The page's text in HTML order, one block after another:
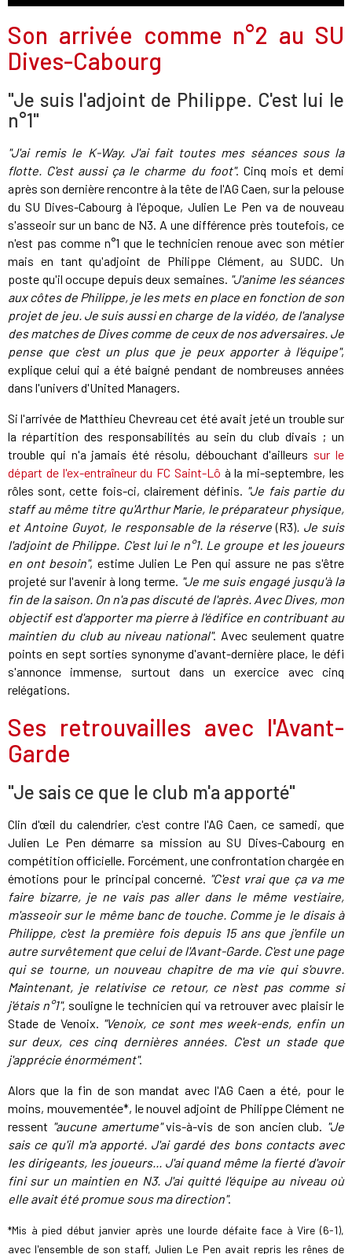
Son arrivée comme n°2 au SU
Dives-Cabourg
"Je suis l'adjoint de Philippe. C'est lui le
n°1"
"J'ai remis le K-Way. J'ai fait toutes mes séances sous la
flotte. C'est aussi ça le charme du foot". Cinq mois et demi
après son dernière rencontre à la tête de l'AG Caen, sur la pelouse
du SU Dives-Cabourg à l'époque, Julien Le Pen va de nouveau
s'asseoir sur un banc de N3. A une différence près toutefois, ce
n'est pas comme n°1 que le technicien renoue avec son métier
mais en tant qu'adjoint de Philippe Clément, au SUDC. Un
poste qu'il occupe depuis deux semaines. "J'anime les séances
aux côtes de Philippe, je les mets en place en fonction de son
projet de jeu. Je suis aussi en charge de la vidéo, de l'analyse
des matches de Dives comme de ceux de nos adversaires. Je
pense que c'est un plus que je peux apporter à l'équipe",
explique celui qui a été baigné pendant de nombreuses années
dans l'univers d'United Managers.
Si l'arrivée de Matthieu Chevreau cet été avait jeté un trouble sur
la répartition des responsabilités au sein du club divais ; un
trouble qui n'a jamais été résolu, débouchant d'ailleurs sur le
départ de l'ex-entraîneur du FC Saint-Lô à la mi-septembre, les
rôles sont, cette fois-ci, clairement définis. "Je fais partie du
staff au même titre qu'Arthur Marie, le préparateur physique,
et Antoine Guyot, le responsable de la réserve(R3). Je suis
l'adjoint de Philippe. C'est lui le n°1. Le groupe et les joueurs
en ont besoin", estime Julien Le Pen qui assure ne pas s'être
projeté sur l'avenir à long terme. "Je me suis engagé jusqu'à la
fin de la saison. On n'a pas discuté de l'après. Avec Dives, mon
objectif est d'apporter ma pierre à l'édifice en contribuant au
maintien du club au niveau national". Avec seulement quatre
points en sept sorties synonyme d'avant-dernière place, le défi
s'annonce immense, surtout dans un exercice avec cinq
relégations.
Ses retrouvailles avec l'Avant-
Garde
"Je sais ce que le club m'a apporté"
Clin d'œil du calendrier, c'est contre l'AG Caen, ce samedi, que
Julien Le Pen démarre sa mission au SU Dives-Cabourg en
compétition officielle. Forcément, une confrontation chargée en
émotions pour le principal concerné. "C'est vrai que ça va me
faire bizarre, je ne vais pas aller dans le même vestiaire,
m'asseoir sur le même banc de touche. Comme je le disais à
Philippe, c'est la première fois depuis 15 ans que j'enfile un
autre survêtement que celui de l'Avant-Garde. C'est une page
qui se tourne, un nouveau chapitre de ma vie qui s'ouvre.
Maintenant, je relativise ce retour, ce n'est pas comme si
j'étais n°1", souligne le technicien qui va retrouver avec plaisir le
Stade de Venoix. "Venoix, ce sont mes week-ends, enfin un
sur deux, ces cinq dernières années. C'est un stade que
j'apprécie énormément".
Alors que la fin de son mandat avec l'AG Caen a été, pour le
moins, mouvementée*, le nouvel adjoint de Philippe Clément ne
ressent "aucune amertume"vis-à-vis de son ancien club. "Je
sais ce qu'il m'a apporté. J'ai gardé des bons contacts avec
les dirigeants, les joueurs... J'ai quand même la fierté d'avoir
fini sur un maintien en N3. J'ai quitté l'équipe au niveau où
elle avait été promue sous ma direction".
*Mis à pied début janvier après une lourde défaite face à Vire (6-1),
avec l'ensemble de son staff, Julien Le Pen avait repris les rênes de